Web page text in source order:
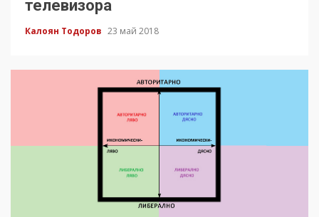
телевизора
Калоян Тодоров 23 май 2018